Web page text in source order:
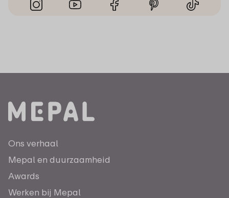
Ons verhaal
Mepal en duurzaamheid
Awards
Werken bij Mepal